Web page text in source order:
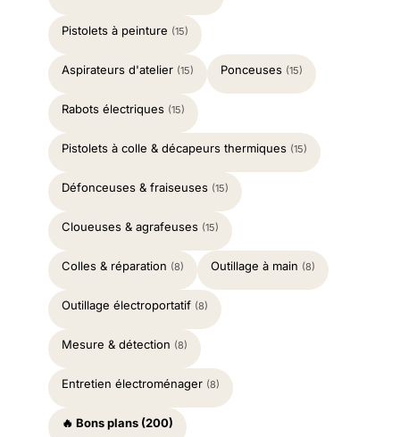
Pistolets à peinture (15)
Aspirateurs d'atelier (15) Ponceuses (15)
Rabots électriques (15)
Pistolets à colle & décapeurs thermiques (15)
Défonceuses & fraiseuses (15)
Cloueuses & agrafeuses (15)
Colles & réparation (8) Outillage à main (8)
Outillage électroportatif (8)
Mesure & détection (8)
Entretien électroménager (8)
🔥 Bons plans (200)